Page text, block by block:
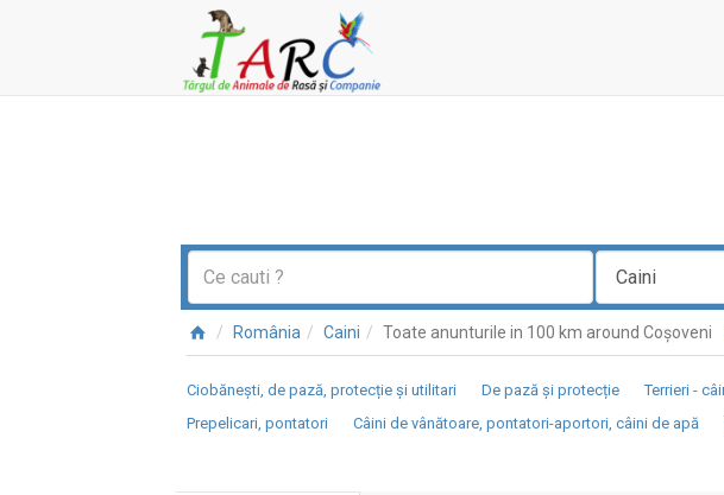
România Caini Toate anunturile in 100 km around Coşoveni
Ciobănești, de pază, protecție și utilitari De pază și protecție Terrieri -
Prepelicari, pontatori
Câini de vânătoare, pontatori-aportori, câini de apă